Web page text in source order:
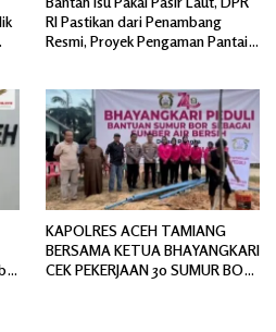
RI Pastikan dari Penambang
Resmi, Proyek Pengaman Pantai
KAPOLRES ACEH TAMIANG
BERSAMA KETUA BHAYANGKARI
CEK PEKERJAAN 30 SUMUR BOR